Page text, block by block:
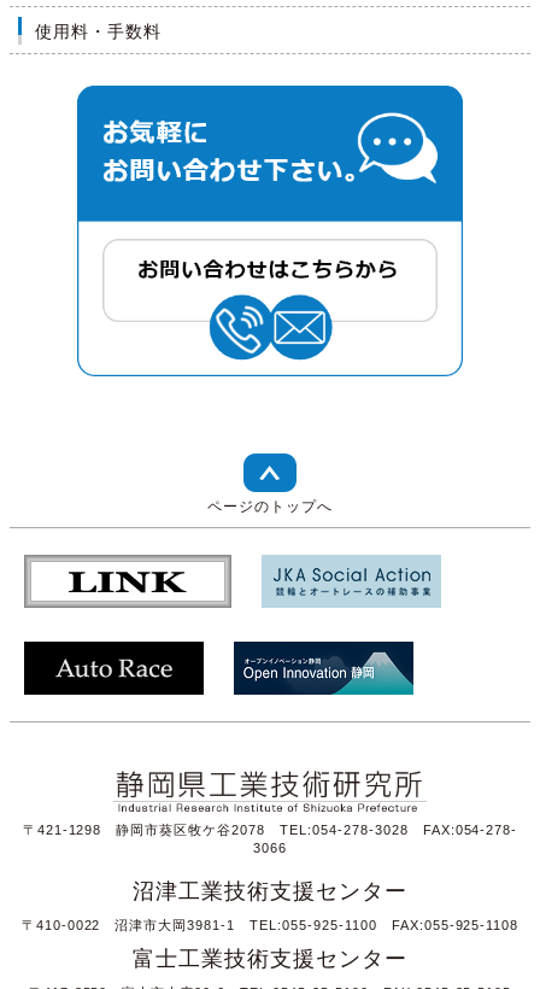
使用料・手数料
ページのトップへ
〒421-1298 静岡市葵区牧ケ谷2078 TEL:054-278-3028 FAX:054-278-
3066
沼津工業技術支援センター
〒410-0022 沼津市大岡3981-1 TEL:055-925-1100 FAX:055-925-1108
富士工業技術支援センター